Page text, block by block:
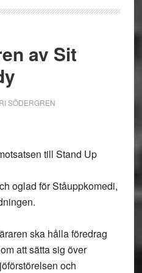
av Sit
SÖDERGREN
till Stand Up
oglad för Ståuppkomedi,
ska hålla föredrag
att sätta sig över
och